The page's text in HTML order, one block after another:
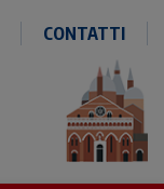
CONTATTI